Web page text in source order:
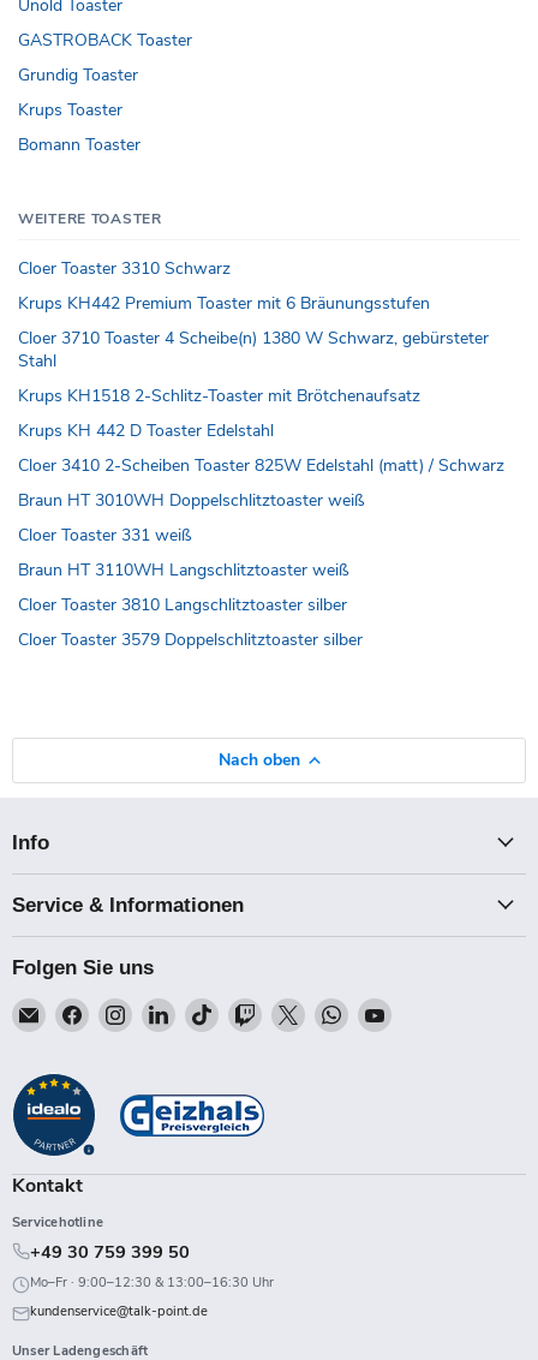
Unold Toaster
GASTROBACK Toaster
Grundig Toaster
Krups Toaster
Bomann Toaster
WEITERE TOASTER
Cloer Toaster 3310 Schwarz
Krups KH442 Premium Toaster mit 6 Bräunungsstufen
Cloer 3710 Toaster 4 Scheibe(n) 1380 W Schwarz, gebürsteter
Stahl
Krups KH1518 2-Schlitz-Toaster mit Brötchenaufsatz
Krups KH 442 D Toaster Edelstahl
Cloer 3410 2-Scheiben Toaster 825W Edelstahl (matt) / Schwarz
Braun HT 3010WH Doppelschlitztoaster weiß
Cloer Toaster 331 weiß
Braun HT 3110WH Langschlitztoaster weiß
Cloer Toaster 3810 Langschlitztoaster silber
Cloer Toaster 3579 Doppelschlitztoaster silber
Nach oben
Info
Service & Informationen
Folgen Sie uns
Email
Talk-
Finden
Sie
auf
Facebook
Finden
Sie
auf
Instagram
Finden
Sie
auf
LinkedIn
Finden
Sie
auf
TikTok
Finden
Sie
Twitch
Finden
Sie
Finden
Sie
Finden
Kontakt
Servicehotline
+49 30 759 399 50
Mo–Fr · 9:00–12:30 & 13:00–16:30 Uhr
kundenservice@talk-point.de
Unser Ladengeschäft